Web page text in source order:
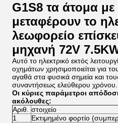
G1S8 τα άτομα με
μεταφέρουν το
λεωφορείο
μηχανή 72V
Αυτό το ηλεκτρικό εκτός
οχημάτων χρησιμοποιείται για
αγαθά στα φυσικά σημεία και
συναντήσεως ελεύθερου χρόνου.
Οι κύριες παράμετροι
ακόλουθες:
Αριθ.
στοιχείο
1
Εκτιμημένο φορτίο